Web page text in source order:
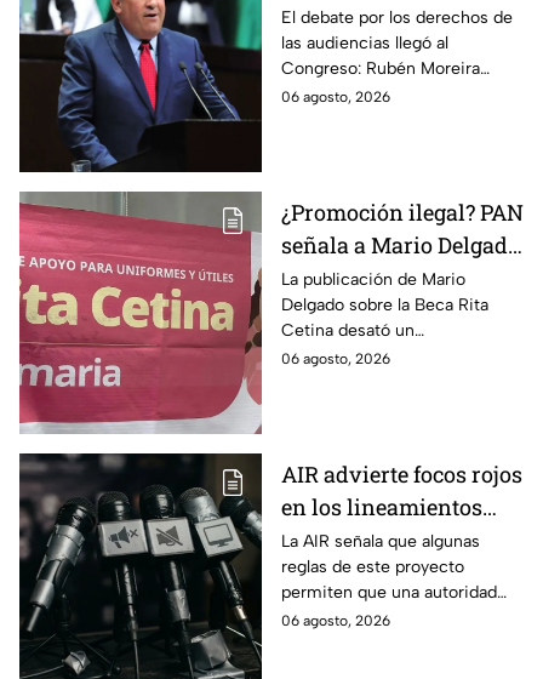
Moreira pide frenar
discusión de
lineamientos de
audiencias hasta
El debate por los derechos de
las audiencias llegó al
Congreso: Rubén Moreira
reclama una consulta con
06 agosto, 2026
¿Promoción ilegal? PAN
señala a Mario Delgado
por publicación sobre
la Beca Rita Cetina
La publicación de Mario
Delgado sobre la Beca Rita
Cetina desató un
enfrentamiento entre Morena
06 agosto, 2026
AIR advierte focos rojos
en los lineamientos
para proteger a las
audiencias
La AIR señala que algunas
reglas de este proyecto
permiten que una autoridad
gubernamental supervise,
06 agosto, 2026